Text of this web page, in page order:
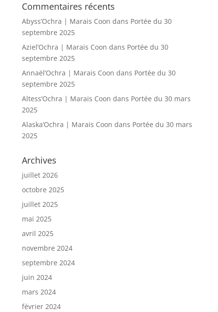
Commentaires récents
Abyss’Ochra | Marais Coon dans Portée du 30
septembre 2025
Aziel’Ochra | Marais Coon dans Portée du 30
septembre 2025
Annaël’Ochra | Marais Coon dans Portée du 30
septembre 2025
Altess’Ochra | Marais Coon dans Portée du 30 mars
2025
Alaska’Ochra | Marais Coon dans Portée du 30 mars
2025
Archives
juillet 2026
octobre 2025
juillet 2025
mai 2025
avril 2025
novembre 2024
septembre 2024
juin 2024
mars 2024
février 2024